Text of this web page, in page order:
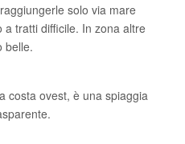
solo via mare
tratti difficile. In zona altre
belle.
costa ovest, è una spiaggia